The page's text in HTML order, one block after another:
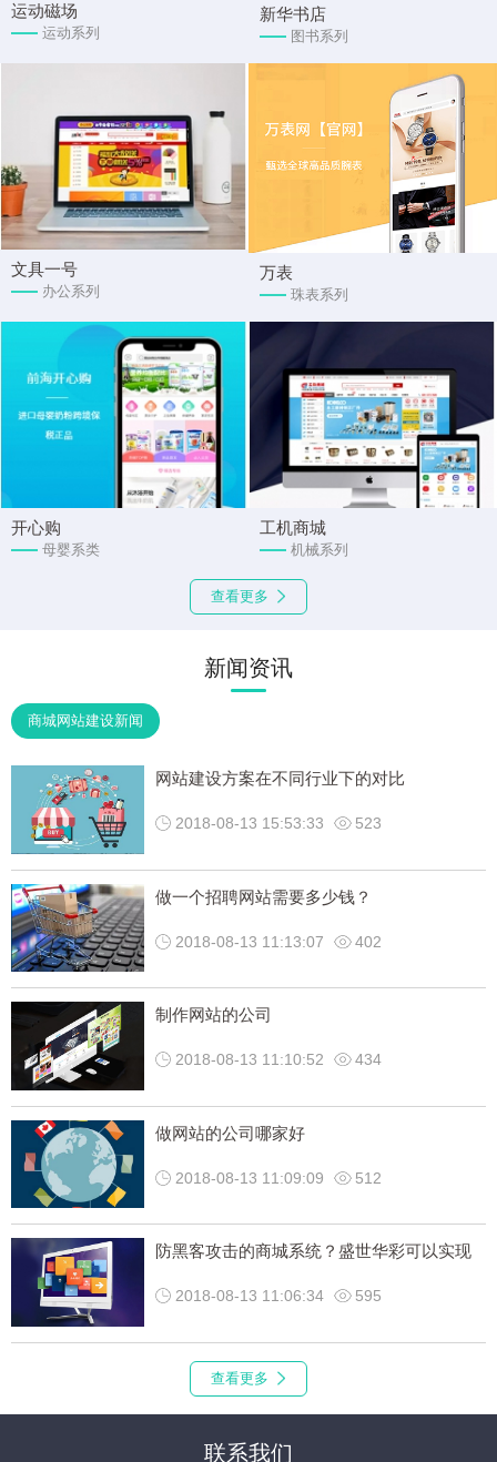
运动磁场
运动系列
新华书店
图书系列
文具一号
办公系列
万表
珠表系列
开心购
母婴系类
工机商城
机械系列
查看更多
新闻资讯
商城网站建设新闻
网站建设方案在不同行业下的对比
2018-08-13 15:53:33 523
做一个招聘网站需要多少钱？
2018-08-13 11:13:07 402
制作网站的公司
2018-08-13 11:10:52 434
做网站的公司哪家好
2018-08-13 11:09:09 512
防黑客攻击的商城系统？盛世华彩可以实现
2018-08-13 11:06:34 595
查看更多
联系我们